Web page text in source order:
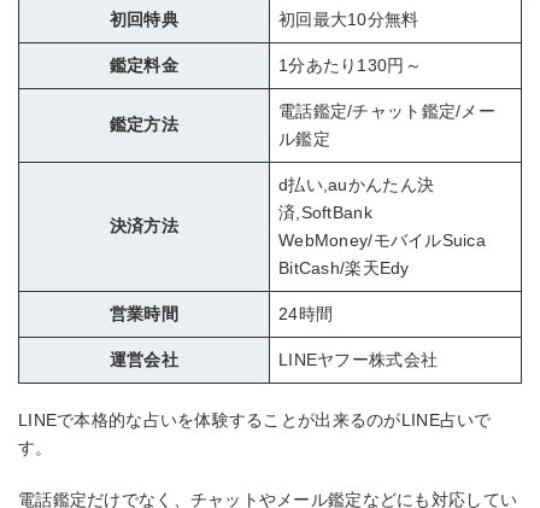
初回特典 初回最大10分無料
鑑定料金 1分あたり130円～
鑑定方法
電話鑑定/チャット鑑定/メー
ル鑑定
決済方法
d払い,auかんたん決
済,SoftBank
WebMoney/モバイルSuica
BitCash/楽天Edy
営業時間 24時間
運営会社 LINEヤフー株式会社
LINEで本格的な占いを体験することが出来るのがLINE占いで
す。
電話鑑定だけでなく、チャットやメール鑑定などにも対応してい